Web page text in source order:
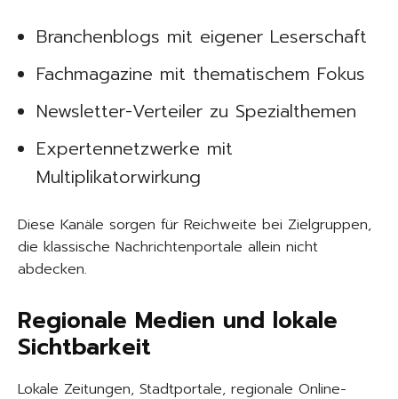
Branchenblogs mit eigener Leserschaft
Fachmagazine mit thematischem Fokus
Newsletter-Verteiler zu Spezialthemen
Expertennetzwerke mit
Multiplikatorwirkung
Diese Kanäle sorgen für Reichweite bei Zielgruppen,
die klassische Nachrichtenportale allein nicht
abdecken.
Regionale Medien und lokale
Sichtbarkeit
Lokale Zeitungen, Stadtportale, regionale Online-